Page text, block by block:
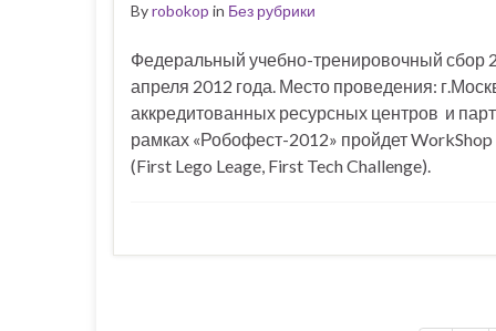
Byrobokop in Без рубрики
Федеральный учебно-тренировочный сбор
апреля 2012 года. Место проведения:
аккредитованных ресурсных центров и
рамках «Робофест-2012» пройдет
(First Lego Leage, First Tech Challenge).